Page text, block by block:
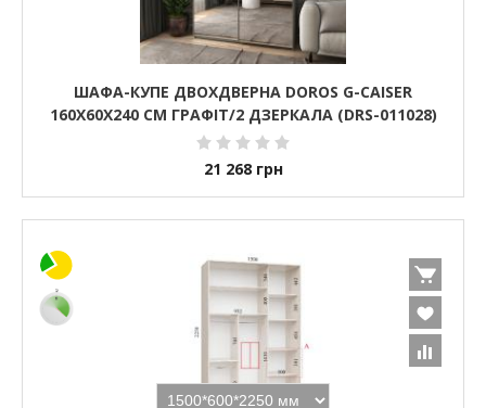
ШАФА-КУПЕ ДВОХДВЕРНА DOROS G-CAISER
160Х60Х240 СМ ГРАФІТ/2 ДЗЕРКАЛА (DRS-011028)
21 268 грн